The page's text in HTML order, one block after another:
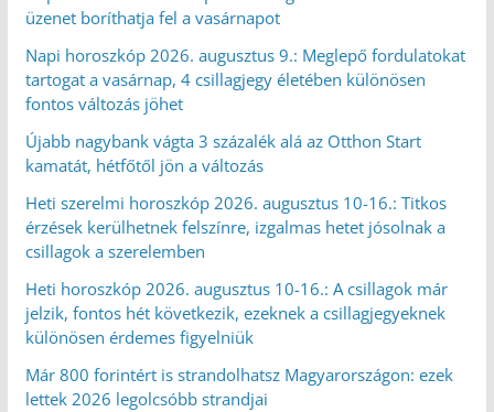
üzenet boríthatja fel a vasárnapot
Napi horoszkóp 2026. augusztus 9.: Meglepő fordulatokat
tartogat a vasárnap, 4 csillagjegy életében különösen
fontos változás jöhet
Újabb nagybank vágta 3 százalék alá az Otthon Start
kamatát, hétfőtől jön a változás
Heti szerelmi horoszkóp 2026. augusztus 10-16.: Titkos
érzések kerülhetnek felszínre, izgalmas hetet jósolnak a
csillagok a szerelemben
Heti horoszkóp 2026. augusztus 10-16.: A csillagok már
jelzik, fontos hét következik, ezeknek a csillagjegyeknek
különösen érdemes figyelniük
Már 800 forintért is strandolhatsz Magyarországon: ezek
lettek 2026 legolcsóbb strandjai